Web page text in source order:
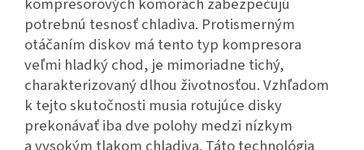
kompresorových komorách zabezpečujú
potrebnú tesnosť chladiva. Protismerným
otáčaním diskov má tento typ kompresora
veľmi hladký chod, je mimoriadne tichý,
charakterizovaný dlhou životnosťou. Vzhľadom
k tejto skutočnosti musia rotujúce disky
prekonávať iba dve polohy medzi nízkym